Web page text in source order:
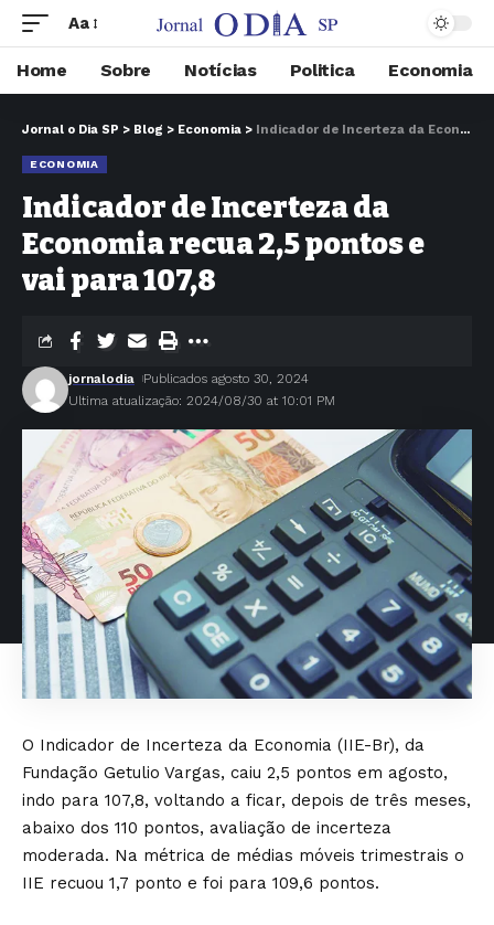
Aa
Home Sobre Notícias Politica Economia
Jornal o Dia SP > Blog > Economia > Indicador de Incerteza da Economia recua 2,5 pontos e vai para 107,8
ECONOMIA
Indicador de Incerteza da
Economia recua 2,5 pontos e
vai para 107,8
Ultima atualização: 2024/08/30 at 10:01 PM
jornalodia Publicados agosto 30, 2024
O Indicador de Incerteza da Economia (IIE-Br), da
Fundação Getulio Vargas, caiu 2,5 pontos em agosto,
indo para 107,8, voltando a ficar, depois de três meses,
abaixo dos 110 pontos, avaliação de incerteza
moderada. Na métrica de médias móveis trimestrais o
IIE recuou 1,7 ponto e foi para 109,6 pontos.